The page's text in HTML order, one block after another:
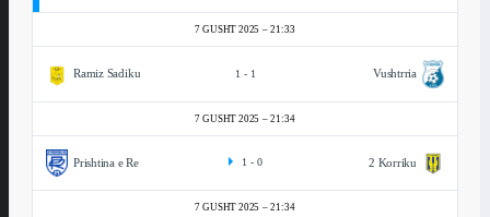
7 GUSHT 2025 21:33
Ramiz Sadiku Vushtrria
1 - 1
7 GUSHT 2025 21:34
Prishtina e Re 2 Korriku
1 - 0
7 GUSHT 2025 21:34